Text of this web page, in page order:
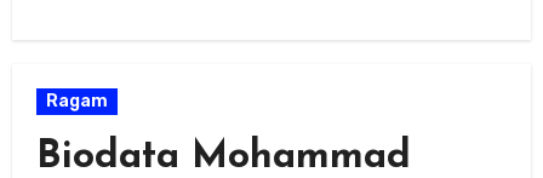
Ragam
Biodata Mohammad